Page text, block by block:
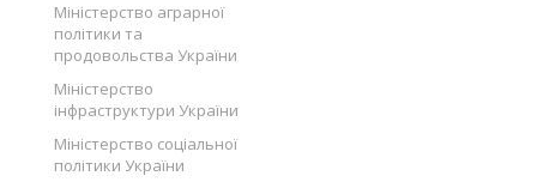
Міністерство аграрної
політики та
продовольства України
Міністерство
інфраструктури України
Міністерство соціальної
політики України